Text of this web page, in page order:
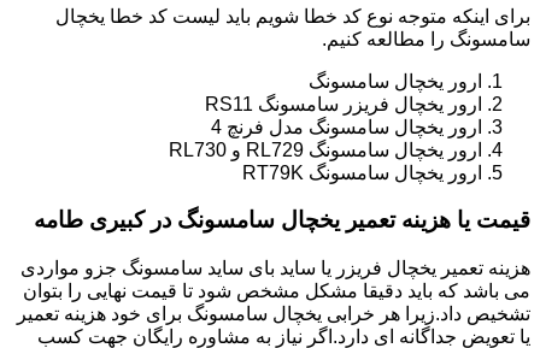
برای اینکه متوجه نوع کد خطا شویم باید لیست کد خطا یخچال
سامسونگ را مطالعه کنیم.
ارور یخچال سامسونگ
ارور یخچال فریزر سامسونگ RS11
ارور یخچال سامسونگ مدل فرنچ 4
ارور یخچال سامسونگ RL729 و RL730
ارور یخچال سامسونگ RT79K
قیمت یا هزینه تعمیر یخچال سامسونگ در کبیری طامه
هزینه تعمیر یخچال فریزر یا ساید بای ساید سامسونگ جزو مواردی
می باشد که باید دقیقا مشکل مشخص شود تا قیمت نهایی را بتوان
تشخیص داد.زیرا هر خرابی یخچال سامسونگ برای خود هزینه تعمیر
یا تعویض جداگانه ای دارد.اگر نیاز به مشاوره رایگان جهت کسب